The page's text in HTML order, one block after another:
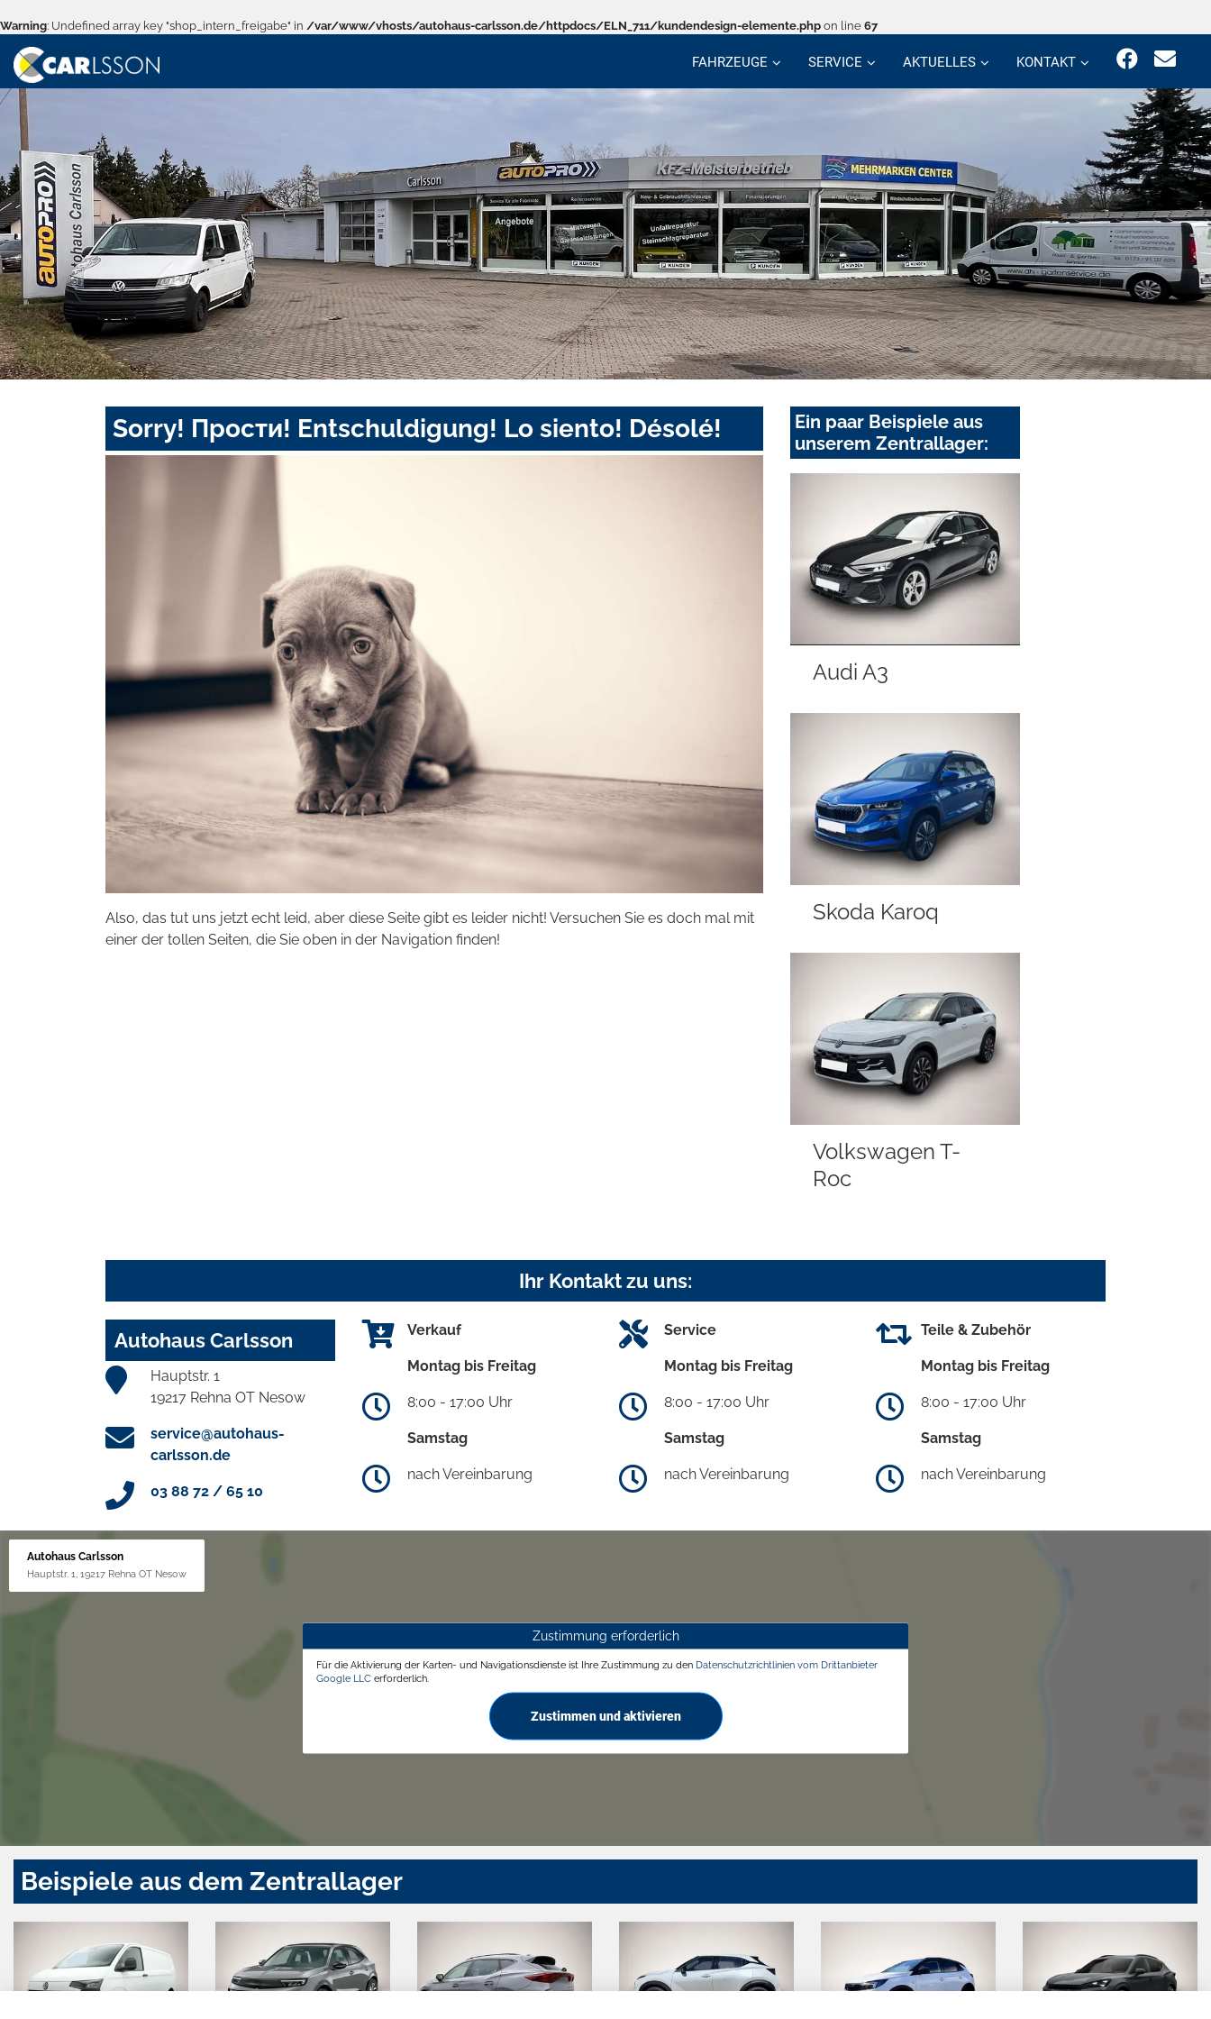
Warning: Undefined array key "shop_intern_freigabe" in /var/www/vhosts/autohaus-carlsson.de/httpdocs/ELN_711/kundendesign-elemente.php on line 67
FAHRZEUGE SERVICE AKTUELLES KONTAKT
Sorry! Прости! Entschuldigung! Lo siento! Désolé!
Also, das tut uns jetzt echt leid, aber diese Seite gibt es leider nicht! Versuchen Sie es doch mal mit
einer der tollen Seiten, die Sie oben in der Navigation finden!
Ein paar Beispiele aus
unserem Zentrallager:
Audi A3
Skoda Karoq
Volkswagen T-
Roc
Ihr Kontakt zu uns:
Autohaus Carlsson
Hauptstr. 1
19217 Rehna OT Nesow
service@autohaus-
carlsson.de
03 88 72 / 65 10
Verkauf
Montag bis Freitag
8:00 - 17:00 Uhr
Samstag
nach Vereinbarung
Service
Montag bis Freitag
8:00 - 17:00 Uhr
Samstag
nach Vereinbarung
Teile & Zubehör
Montag bis Freitag
8:00 - 17:00 Uhr
Samstag
nach Vereinbarung
Autohaus Carlsson
Hauptstr. 1, 19217 Rehna OT Nesow
Zustimmung erforderlich
Für die Aktivierung der Karten- und Navigationsdienste ist Ihre Zustimmung zu den Datenschutzrichtlinien vom Drittanbieter
Google LLC erforderlich.
Zustimmen und aktivieren
Beispiele aus dem Zentrallager